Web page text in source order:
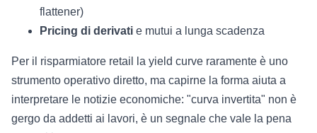
flattener)
Pricing di derivati e mutui a lunga scadenza
Per il risparmiatore retail la yield curve raramente è uno
strumento operativo diretto, ma capirne la forma aiuta a
interpretare le notizie economiche: "curva invertita" non è
gergo da addetti ai lavori, è un segnale che vale la pena